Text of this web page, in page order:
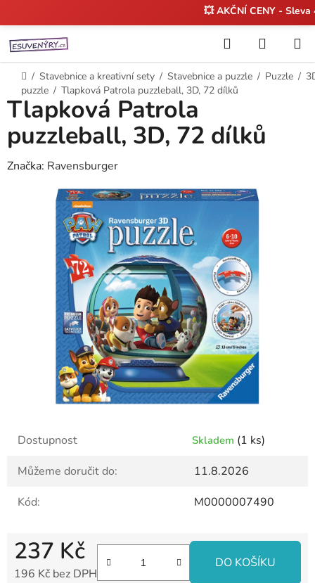
na
obsah
💥 AKČNÍ CENY - Sleva
Hledat
KOŠÍK
Domů
/ Stavebnice a kreativní sety / Stavebnice a puzzle / Puzzle /
puzzle / Tlapková Patrola puzzleball, 3D, 72 dílků
Dostupnost Skladem (1 ks)
Můžeme doručit do:
11.8.2026
Kód:
M0000007490
237 Kč
196 Kč bez DPH
DO KOŠÍKU
Tlapková Patrola
puzzleball, 3D, 72 dílků
Značka: Ravensburger